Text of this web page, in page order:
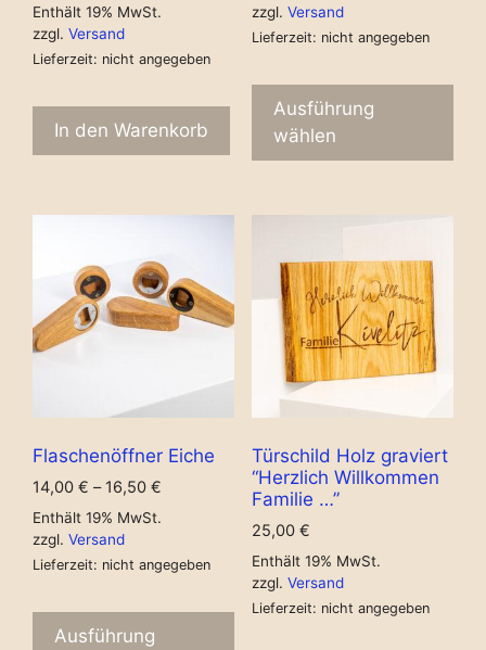
Enthält 19% MwSt.
zzgl. Versand
Lieferzeit: nicht angegeben
In den Warenkorb
zzgl. Versand
Lieferzeit: nicht angegeben
Ausführung
wählen
Flaschenöffner Eiche
14,00 € – 16,50 €
Enthält 19% MwSt.
zzgl. Versand
Lieferzeit: nicht angegeben
Ausführung
Türschild Holz graviert
“Herzlich Willkommen
Familie …”
25,00 €
Enthält 19% MwSt.
zzgl. Versand
Lieferzeit: nicht angegeben